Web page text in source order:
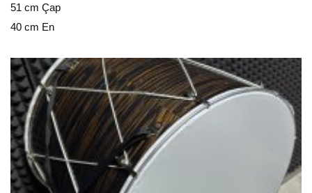
51 cm Çap
40 cm En